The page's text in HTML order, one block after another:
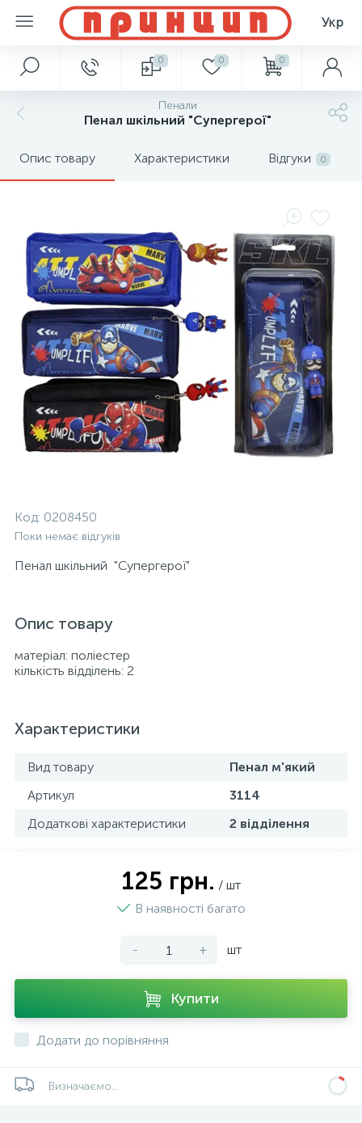
Укр
0 0 0
Пенали
Пенал шкільний "Супергерої"
Опис товару Характеристики Відгуки 0
Код: 0208450
Поки немає відгуків
Пенал шкільний "Супергерої"
Опис товару
матеріал: поліестер
кількість відділень: 2
Характеристики
Вид товару
Пенал м'який
Артикул
3114
Додаткові характеристики
2 відділення
125 грн. / шт
В наявності багато
- + шт
Купити
Додати до порівняння
Визначаємо...